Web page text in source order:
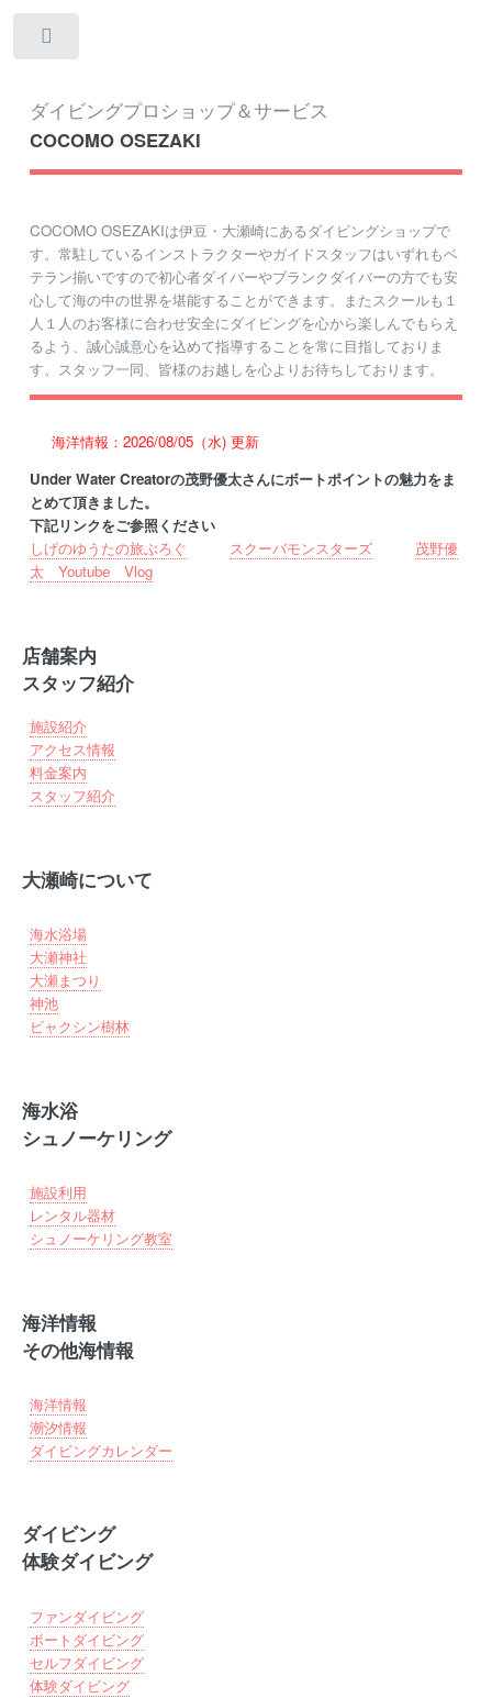
ダイビングプロショップ＆サービス
COCOMO OSEZAKI
COCOMO OSEZAKIは伊豆・大瀬崎にあるダイビングショップで
す。常駐しているインストラクターやガイドスタッフはいずれもベ
テラン揃いですので初心者ダイバーやブランクダイバーの方でも安
心して海の中の世界を堪能することができます。またスクールも１
人１人のお客様に合わせ安全にダイビングを心から楽しんでもらえ
るよう、誠心誠意心を込めて指導することを常に目指しておりま
す。スタッフ一同、皆様のお越しを心よりお待ちしております。
海洋情報：2026/08/05（水) 更新
Under Water Creatorの茂野優太さんにボートポイントの魅力をま
とめて頂きました。
下記リンクをご参照ください
しげのゆうたの旅ぶろぐ
スクーバモンスターズ
茂野優
太 Youtube Vlog
店舗案内
スタッフ紹介
施設紹介
アクセス情報
料金案内
スタッフ紹介
大瀬崎について
海水浴場
大瀬神社
大瀬まつり
神池
ビャクシン樹林
海水浴
シュノーケリング
施設利用
レンタル器材
シュノーケリング教室
海洋情報
その他海情報
海洋情報
潮汐情報
ダイビングカレンダー
ダイビング
体験ダイビング
ファンダイビング
ボートダイビング
セルフダイビング
体験ダイビング